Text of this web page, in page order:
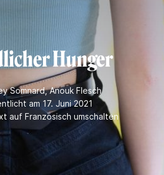
Hunger
Somnard,Anouk Flesch
am 17. Juni 2021
auf Französisch umschalten